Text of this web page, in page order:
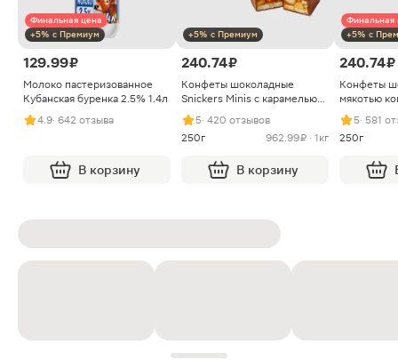
Финальная цена
+5% с Премиум
129.99 ₽
Молоко пастеризованное
Кубанская буренка 2.5% 1.4л
4.9· 642 отзыва
В корзину
+5% с Премиум
240.74 ₽
Конфеты шоколадные
Snickers Minis с карамелью
арахисом и нугой
5· 420 отзывов
250г
962.99 ₽ · 1кг
В корзину
Финальная
+5% с
240.74 ₽
Конфеты
мякотью
5· 581
250г